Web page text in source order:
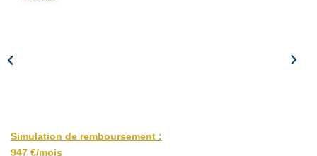
Simulation de remboursement :
947 €/mois